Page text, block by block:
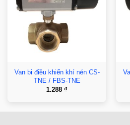
Van bi điều khiển khí nén CS-
TNE / FBS-TNE
1.288 ₫